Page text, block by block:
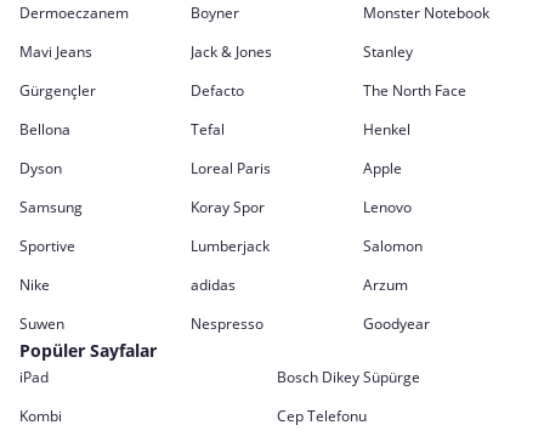
Dermoeczanem
Boyner
Monster Notebook
Mavi Jeans
Jack & Jones
Stanley
Gürgençler
Defacto
The North Face
Bellona
Tefal
Henkel
Dyson
Loreal Paris
Apple
Samsung
Koray Spor
Lenovo
Sportive
Lumberjack
Salomon
Nike
adidas
Arzum
Suwen
Nespresso Goodyear
Popüler Sayfalar
iPad
Bosch Dikey Süpürge
Kombi
Cep Telefonu